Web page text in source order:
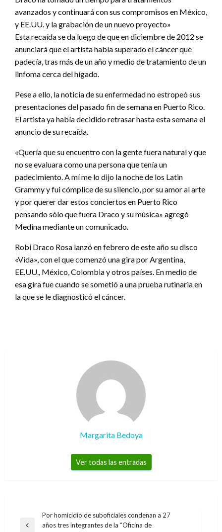
avanzados y continuará con sus compromisos en México,
y EE.UU. y la grabación de un nuevo proyecto»
Esta recaída se da luego de que en diciembre de 2012 se
anunciará que el artista había superado el cáncer que
padecía, tras más de un año y medio de tratamiento de un
linfoma cerca del hígado.
Pese a ello, la noticia de su enfermedad no estropeó sus
presentaciones del pasado fin de semana en Puerto Rico.
El artista ya había decidido retrasar hasta esta semana el
anuncio de su recaída.
«Quería que su encuentro con la gente fuera natural y que
no se evaluara como una persona que tenía un
padecimiento. A mí me lo dijo la noche de los Latin
Grammy y fui cómplice de su silencio, por su amor al arte
y por querer dar estos conciertos en Puerto Rico
pensando sólo que fuera Draco y su música» agregó
Medina mediante un comunicado.
Robi Draco Rosa lanzó en febrero de este año su disco
«Vida», con el que comenzó una gira por Argentina,
EE.UU., México, Colombia y otros países. En medio de
esa gira fue cuando se sometió a una prueba rutinaria en
la que se le diagnosticó el cáncer.
Margarita Bedoya
Ver todas las entradas
Navegación
Entrada
Por homicidio de suboficiales condenan a 27
años tres integrantes de la “Oficina de